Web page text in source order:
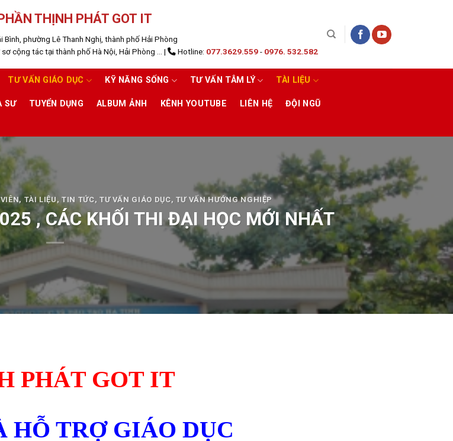
THỊNH PHÁT GOT IT
phường Lê Thanh Nghị, thành phố Hải Phòng
cộng tác tại thành phố Hà Nội, Hải Phòng ... | Hotline: 077.3629.559- 0976. 532.582
TƯ VẤN GIÁO DỤC KỸ NĂNG SỐNG TƯ VẤN TÂM LÝ TÀI LIỆU
SƯ TUYỂN DỤNG ALBUM ẢNH KÊNH YOUTUBE LIÊN HỆ ĐỘI NGŨ
, TÀI LIỆU,TIN TỨC, TƯ VẤN GIÁO DỤC, TƯ VẤN HƯỚNG NGHIỆP
, CÁC KHỐI THI ĐẠI HỌC MỚI NHẤT
PHÁT GOT IT
HỖ TRỢ GIÁO DỤC